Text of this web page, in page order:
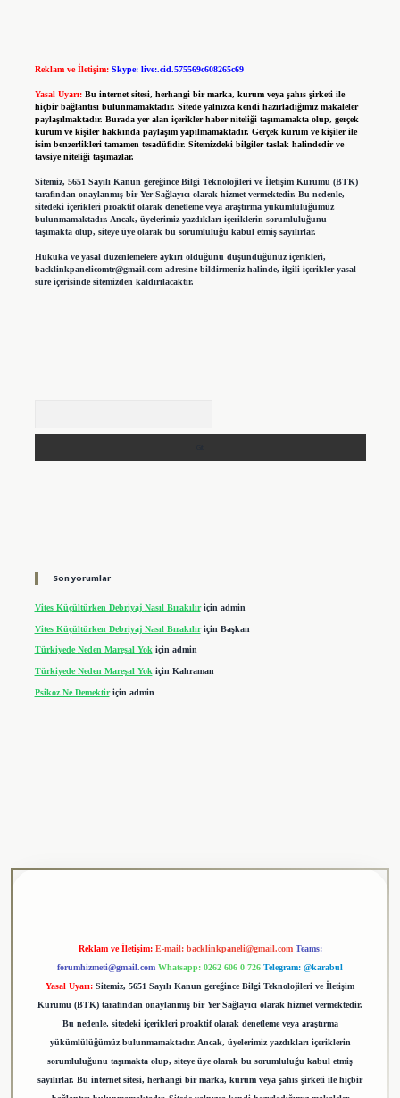
Reklam ve İletişim: Skype: live:.cid.575569c608265c69
Yasal Uyarı: Bu internet sitesi, herhangi bir marka, kurum veya şahıs şirketi ile
hiçbir bağlantısı bulunmamaktadır. Sitede yalnızca kendi hazırladığımız makaleler
paylaşılmaktadır. Burada yer alan içerikler haber niteliği taşımamakta olup, gerçek
kurum ve kişiler hakkında paylaşım yapılmamaktadır. Gerçek kurum ve kişiler ile
isim benzerlikleri tamamen tesadüfidir. Sitemizdeki bilgiler taslak halindedir ve
tavsiye niteliği taşımazlar.
Sitemiz, 5651 Sayılı Kanun gereğince Bilgi Teknolojileri ve İletişim Kurumu (BTK)
tarafından onaylanmış bir Yer Sağlayıcı olarak hizmet vermektedir. Bu nedenle,
sitedeki içerikleri proaktif olarak denetleme veya araştırma yükümlülüğümüz
bulunmamaktadır. Ancak, üyelerimiz yazdıkları içeriklerin sorumluluğunu
taşımakta olup, siteye üye olarak bu sorumluluğu kabul etmiş sayılırlar.
Hukuka ve yasal düzenlemelere aykırı olduğunu düşündüğünüz içerikleri,
backlinkpanelicomtr@gmail.comadresine bildirmeniz halinde, ilgili içerikler yasal
süre içerisinde sitemizden kaldırılacaktır.
Son yorumlar
Vites Küçültürken Debriyaj Nasıl Bırakılıriçin admin
Vites Küçültürken Debriyaj Nasıl Bırakılıriçin Başkan
Türkiyede Neden Mareşal Yokiçin admin
Türkiyede Neden Mareşal Yok için Kahraman
Psikoz Ne Demektiriçin admin
Reklam ve İletişim: E-mail: backlinkpaneli@gmail.com Teams:
forumhizmeti@gmail.com Whatsapp: 0262 606 0 726 Telegram: @karabul
Yasal Uyarı: Sitemiz, 5651 Sayılı Kanun gereğince Bilgi Teknolojileri ve İletişim
Kurumu (BTK) tarafından onaylanmış bir Yer Sağlayıcı olarak hizmet vermektedir.
Bu nedenle, sitedeki içerikleri proaktif olarak denetleme veya araştırma
yükümlülüğümüz bulunmamaktadır. Ancak, üyelerimiz yazdıkları içeriklerin
sorumluluğunu taşımakta olup, siteye üye olarak bu sorumluluğu kabul etmiş
sayılırlar. Bu internet sitesi, herhangi bir marka, kurum veya şahıs şirketi ile hiçbir